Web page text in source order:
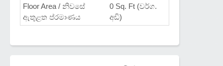
Floor Area / නිවසේ
ඇතුළත ප්රමාණය
0 Sq. Ft (වර්ග.
අඩි)